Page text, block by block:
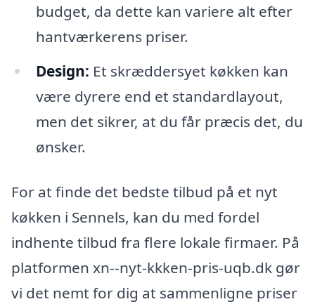
budget, da dette kan variere alt efter
hantværkerens priser.
Design: Et skræddersyet køkken kan
være dyrere end et standardlayout,
men det sikrer, at du får præcis det, du
ønsker.
For at finde det bedste tilbud på et nyt
køkken i Sennels, kan du med fordel
indhente tilbud fra flere lokale firmaer. På
platformen xn--nyt-kkken-pris-uqb.dk gør
vi det nemt for dig at sammenligne priser